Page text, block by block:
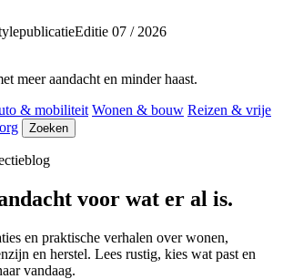
Editie 07 / 2026
meer aandacht en minder haast.
& mobiliteit Wonen & bouw Reizen & vrije
Zoeken
voor wat er al is.
en praktische verhalen over wonen,
en herstel. Lees rustig, kies wat past en
vandaag.